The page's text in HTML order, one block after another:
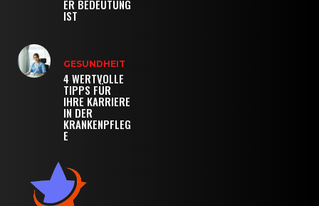
ER BEDEUTUNG
IST
GESUNDHEIT
4 WERTVOLLE
TIPPS FÜR
IHRE KARRIERE
IN DER
KRANKENPFLEG
E